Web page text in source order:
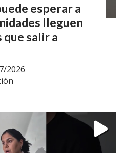
esperar a
lleguen
salir a
2026